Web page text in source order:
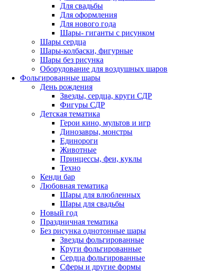
Для свадьбы
Для оформления
Для нового года
Шары- гиганты с рисунком
Шары сердца
Шары-колбаски, фигурные
Шары без рисунка
Оборудование для воздушных шаров
Фольгированные шары
День рождения
Звезды, сердца, круги СДР
Фигуры СДР
Детская тематика
Герои кино, мультов и игр
Динозавры, монстры
Единороги
Животные
Принцессы, феи, куклы
Техно
Кенди бар
Любовная тематика
Шары для влюбленных
Шары для свадьбы
Новый год
Праздничная тематика
Без рисунка однотонные шары
Звезды фольгированные
Круги фольгированные
Сердца фольгированные
Сферы и другие формы